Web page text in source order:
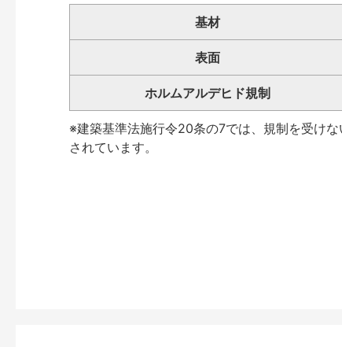
基材
表面
ホルムアルデヒド規制
※建築基準法施行令20条の7では、規制を受け
されています。